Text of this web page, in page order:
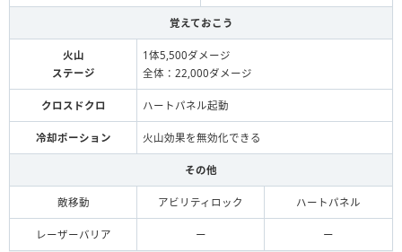
覚えておこう
火山
ステージ
1体5,500ダメージ
全体：22,000ダメージ
クロスドクロ ハートパネル起動
冷却ポーション 火山効果を無効化できる
その他
敵移動 アビリティロック ハートパネル
レーザーバリア ー ー